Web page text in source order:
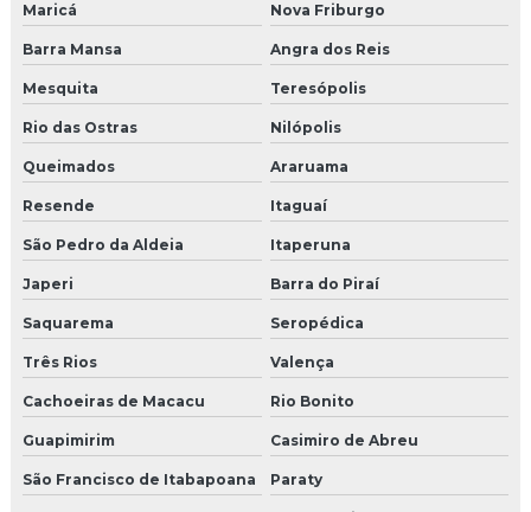
Moldura de eps para janela
Moldura eps preço
Moldura externa para beiral
Moldura externa em eps
Moldura externa de isopor
Moldura externa isopor revestido
Moldura de isopor com acabamento
Moldura de isopor para área externa
Moldura isopor para beiral
Maricá Nova Friburgo
Barra Mansa Angra dos Reis
Mesquita Teresópolis
Rio das Ostras Nilópolis
Queimados Araruama
Resende Itaguaí
São Pedro da Aldeia Itaperuna
Japeri Barra do Piraí
Saquarema Seropédica
Três Rios Valença
Cachoeiras de Macacu Rio Bonito
Guapimirim Casimiro de Abreu
São Francisco de Itabapoana Paraty